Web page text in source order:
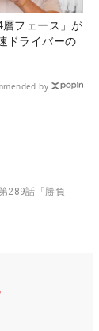
フェース」が
ドライバーの
by
289話「勝負